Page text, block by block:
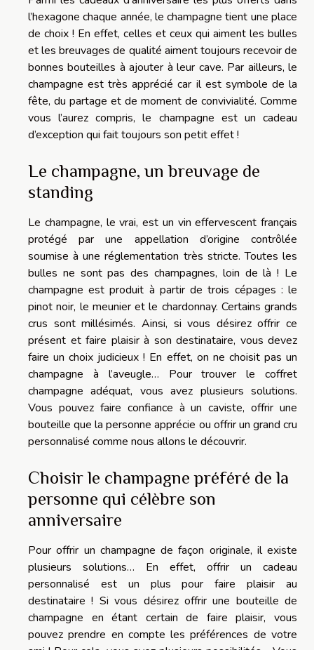
l’hexagone chaque année, le champagne tient une place
de choix ! En effet, celles et ceux qui aiment les bulles
et les breuvages de qualité aiment toujours recevoir de
bonnes bouteilles à ajouter à leur cave. Par ailleurs, le
champagne est très apprécié car il est symbole de la
fête, du partage et de moment de convivialité. Comme
vous l’aurez compris, le champagne est un cadeau
d’exception qui fait toujours son petit effet !
Le champagne, un breuvage de
standing
Le champagne, le vrai, est un vin effervescent français
protégé par une appellation d’origine contrôlée
soumise à une réglementation très stricte. Toutes les
bulles ne sont pas des champagnes, loin de là ! Le
champagne est produit à partir de trois cépages : le
pinot noir, le meunier et le chardonnay. Certains grands
crus sont millésimés. Ainsi, si vous désirez offrir ce
présent et faire plaisir à son destinataire, vous devez
faire un choix judicieux ! En effet, on ne choisit pas un
champagne à l’aveugle… Pour trouver le coffret
champagne adéquat, vous avez plusieurs solutions.
Vous pouvez faire confiance à un caviste, offrir une
bouteille que la personne apprécie ou offrir un grand cru
personnalisé comme nous allons le découvrir.
Choisir le champagne préféré de la
personne qui célèbre son
anniversaire
Pour offrir un champagne de façon originale, il existe
plusieurs solutions… En effet, offrir un cadeau
personnalisé est un plus pour faire plaisir au
destinataire ! Si vous désirez offrir une bouteille de
champagne en étant certain de faire plaisir, vous
pouvez prendre en compte les préférences de votre